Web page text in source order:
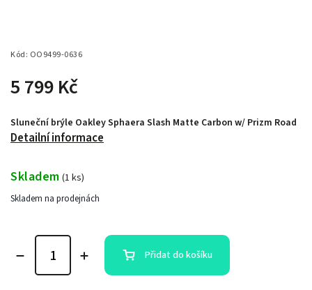
Kód: OO9499-0636
5 799 Kč
Sluneční brýle Oakley Sphaera Slash Matte Carbon w/ Prizm Road
Detailní informace
Skladem (1 ks)
Skladem na prodejnách
Přidat do košíku